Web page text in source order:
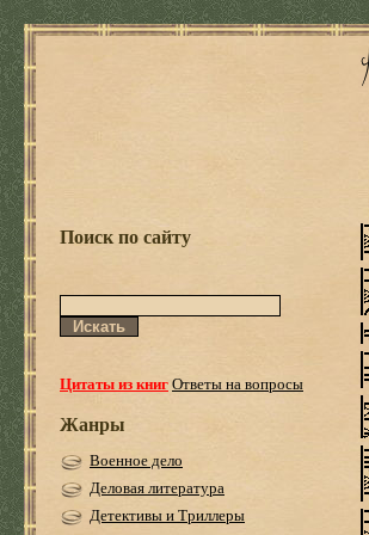
Поиск по сайту
Цитаты из книгОтветы на вопросы
Жанры
Военное дело
Деловая литература
Детективы и Триллеры